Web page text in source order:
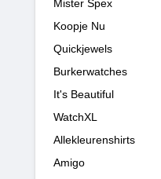
Mister Spex
Koopje Nu
Quickjewels
Burkerwatches
It's Beautiful
WatchXL
Allekleurenshirts
Amigo